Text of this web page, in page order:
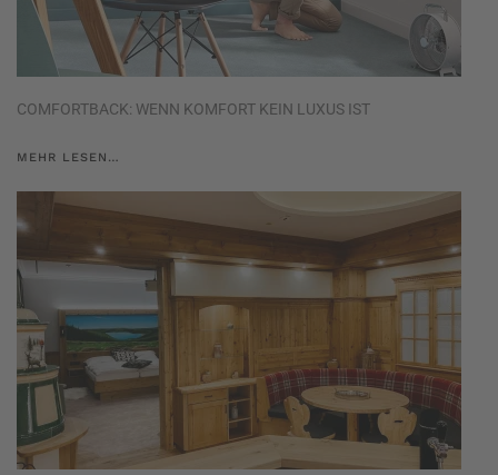
COMFORTBACK: WENN KOMFORT KEIN LUXUS IST
MEHR LESEN…